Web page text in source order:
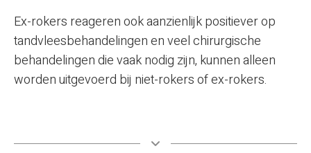
Ex-rokers reageren ook aanzienlijk positiever op
tandvleesbehandelingen en veel chirurgische
behandelingen die vaak nodig zijn, kunnen alleen
worden uitgevoerd bij niet-rokers of ex-rokers.